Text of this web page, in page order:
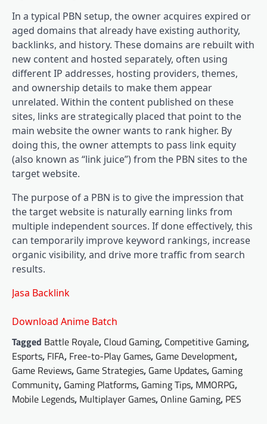
In a typical PBN setup, the owner acquires expired or
aged domains that already have existing authority,
backlinks, and history. These domains are rebuilt with
new content and hosted separately, often using
different IP addresses, hosting providers, themes,
and ownership details to make them appear
unrelated. Within the content published on these
sites, links are strategically placed that point to the
main website the owner wants to rank higher. By
doing this, the owner attempts to pass link equity
(also known as “link juice”) from the PBN sites to the
target website.
The purpose of a PBN is to give the impression that
the target website is naturally earning links from
multiple independent sources. If done effectively, this
can temporarily improve keyword rankings, increase
organic visibility, and drive more traffic from search
results.
Jasa Backlink
Download Anime Batch
Tagged Battle Royale, Cloud Gaming, Competitive Gaming,
Esports, FIFA, Free-to-Play Games, Game Development,
Game Reviews, Game Strategies, Game Updates, Gaming
Community, Gaming Platforms, Gaming Tips, MMORPG,
Mobile Legends, Multiplayer Games, Online Gaming, PES